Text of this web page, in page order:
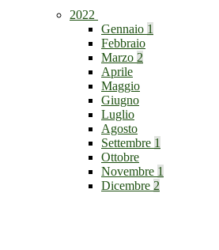
2022
Gennaio 1
Febbraio
Marzo 2
Aprile
Maggio
Giugno
Luglio
Agosto
Settembre 1
Ottobre
Novembre 1
Dicembre 2